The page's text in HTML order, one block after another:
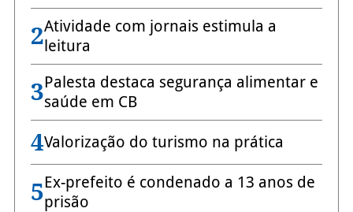
2Atividade com jornais estimula a
leitura
3Palesta destaca segurança alimentar e
saúde em CB
4Valorização do turismo na prática
5Ex-prefeito é condenado a 13 anos de
prisão